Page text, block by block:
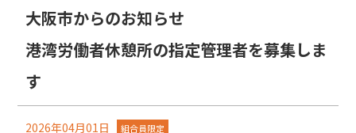
大阪市からのお知らせ
港湾労働者休憩所の指定管理者を募集しま
す
2026年04月01日 組合員限定